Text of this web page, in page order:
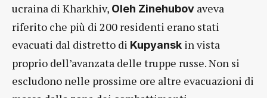
ucraina di Kharkhiv, Oleh Zinehubov aveva
riferito che più di 200 residenti erano stati
evacuati dal distretto di Kupyansk in vista
proprio dell’avanzata delle truppe russe. Non si
escludono nelle prossime ore altre evacuazioni di